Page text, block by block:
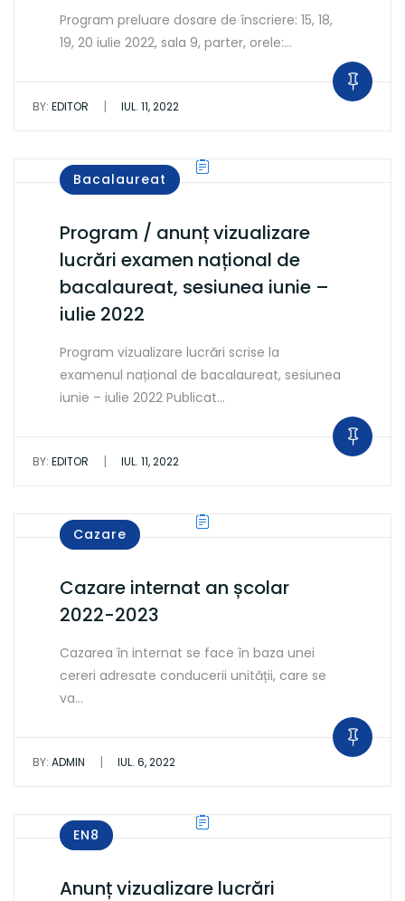
Program preluare dosare de înscriere: 15, 18,
19, 20 iulie 2022, sala 9, parter, orele:…
BY: EDITOR | IUL. 11, 2022
Bacalaureat
Program / anunț vizualizare
lucrări examen național de
bacalaureat, sesiunea iunie –
iulie 2022
Program vizualizare lucrări scrise la
examenul național de bacalaureat, sesiunea
iunie – iulie 2022 Publicat…
BY: EDITOR | IUL. 11, 2022
Cazare
Cazare internat an școlar
2022-2023
Cazarea în internat se face în baza unei
cereri adresate conducerii unității, care se
va…
BY: ADMIN | IUL. 6, 2022
EN8
Anunț vizualizare lucrări